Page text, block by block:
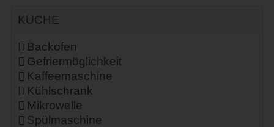
KÜCHE
Backofen
Gefriermöglichkeit
Kaffeemaschine
Kühlschrank
Mikrowelle
Spülmaschine